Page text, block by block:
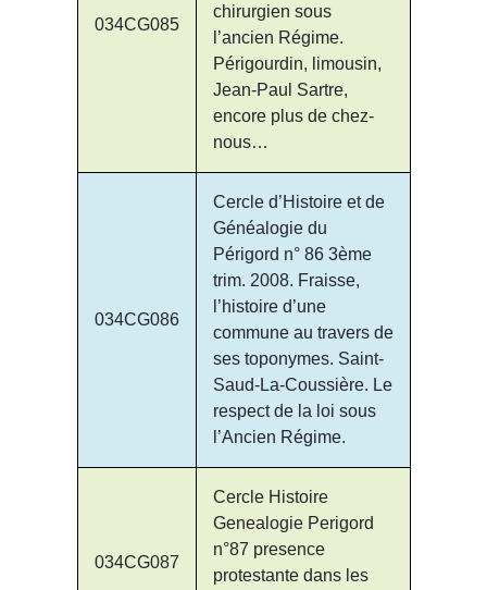
034CG085
chirurgien sous
l’ancien Régime.
Périgourdin, limousin,
Jean-Paul Sartre,
encore plus de chez-
nous…
034CG086
Cercle d’Histoire et de
Généalogie du
Périgord n° 86 3ème
trim. 2008. Fraisse,
l’histoire d’une
commune au travers de
ses toponymes. Saint-
Saud-La-Coussière. Le
respect de la loi sous
l’Ancien Régime.
034CG087
Cercle Histoire
Genealogie Perigord
n°87 presence
protestante dans les